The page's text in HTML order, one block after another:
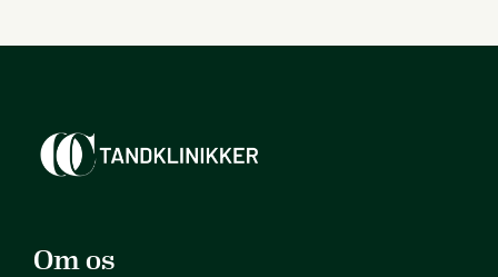
Om os